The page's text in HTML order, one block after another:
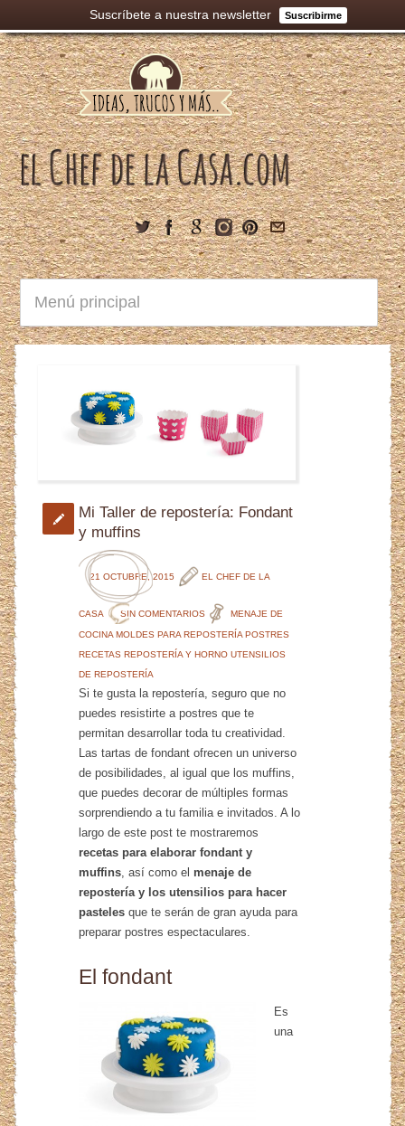
Suscríbete a nuestra newsletter Suscribirme
Mi Taller de repostería: Fondant
y muffins
21 OCTUBRE, 2015 EL CHEF DE LA
CASA SIN COMENTARIOS MENAJE DE
COCINA MOLDES PARA REPOSTERÍA POSTRES
RECETAS REPOSTERÍA Y HORNO UTENSILIOS
DE REPOSTERÍA
Si te gusta la repostería, seguro que no
puedes resistirte a postres que te
permitan desarrollar toda tu creatividad.
Las tartas de fondant ofrecen un universo
de posibilidades, al igual que los muffins,
que puedes decorar de múltiples formas
sorprendiendo a tu familia e invitados. A lo
largo de este post te mostraremos
recetas para elaborar fondant y
muffins , así como el menaje de
repostería y los utensilios para hacer
pasteles que te serán de gran ayuda para
preparar postres espectaculares.
El fondant
Es
una